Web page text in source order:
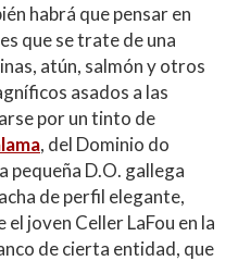
habrá que pensar en
que se trate de una
atún, salmón y otros
asados a las
por un tinto de
, del Dominio do
pequeña D.O. gallega
de perfil elegante,
el joven Celler LaFou en la
de cierta entidad, que